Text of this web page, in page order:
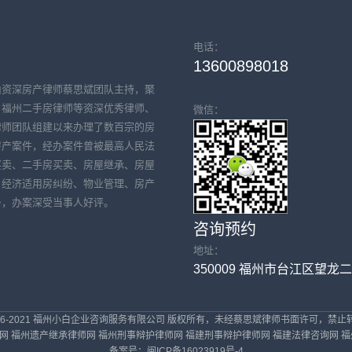
深房产律师蔡思斌团队主持，聚
州二手房律师等资深优秀律师、
团队组建以来办理了数百宗的房
案件，经办案件曾被最高人民法
、二手房买卖、房屋继承、房屋
济适用房纠纷、物业管理、房产
办案深受当事人好评。
电话：
13600898018
微信：
咨询预约
地址：
350009 福州市台江区望龙
2021 福州小白企业咨询服务有限公司 版权所有，未经蔡思斌律师书面许可，禁止
福州遗产继承律师网 福州刑事辩护律师网 福建刑事辩护律师网 福建法律咨询网